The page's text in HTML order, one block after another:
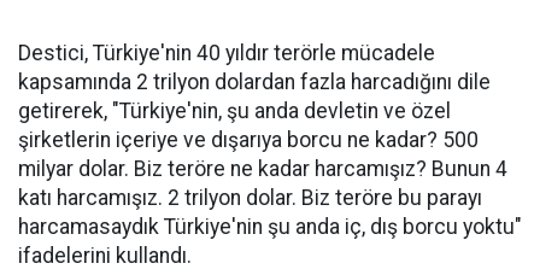
Destici, Türkiye'nin 40 yıldır terörle mücadele
kapsamında 2 trilyon dolardan fazla harcadığını dile
getirerek, "Türkiye'nin, şu anda devletin ve özel
şirketlerin içeriye ve dışarıya borcu ne kadar? 500
milyar dolar. Biz teröre ne kadar harcamışız? Bunun 4
katı harcamışız. 2 trilyon dolar. Biz teröre bu parayı
harcamasaydık Türkiye'nin şu anda iç, dış borcu yoktu"
ifadelerini kullandı.